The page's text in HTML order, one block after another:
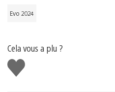
Evo 2024
Cela vous a plu ?
J'aime